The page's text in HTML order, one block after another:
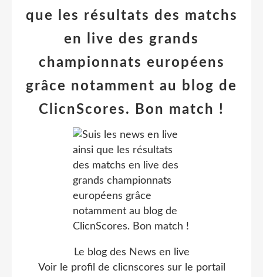
que les résultats des matchs
en live des grands
championnats européens
grâce notamment au blog de
ClicnScores. Bon match !
Le blog des News en live
Voir le profil de clicnscores sur le portail